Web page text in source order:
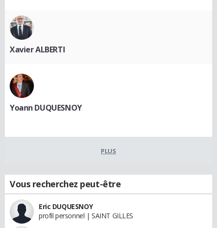
Xavier ALBERTI
Yoann DUQUESNOY
PLUS
Vous recherchez peut-être
Eric DUQUESNOY
profil personnel | SAINT GILLES